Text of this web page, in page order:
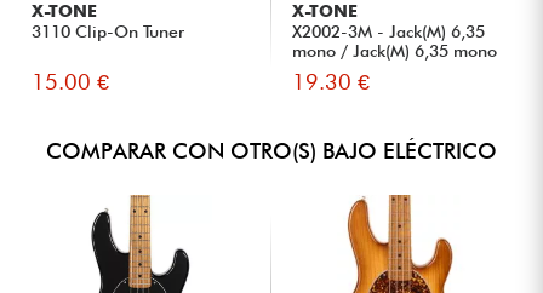
X-TONE
3110 Clip-On Tuner
15.00 €
X-TONE
X2002-3M - Jack(M) 6,35
mono / Jack(M) 6,35 mono
S...
19.30 €
COMPARAR CON OTRO(S) BAJO ELÉCTRICO